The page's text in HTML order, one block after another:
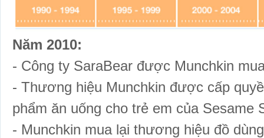
Năm 2010:
- Công ty SaraBear được Munchkin
- Thương hiệu Munchkin được cấp
phẩm ăn uống cho trẻ em của Sesame
- Munchkin mua lại thương hiệu đồ